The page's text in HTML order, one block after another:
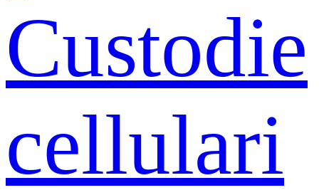
Custodie
cellulari